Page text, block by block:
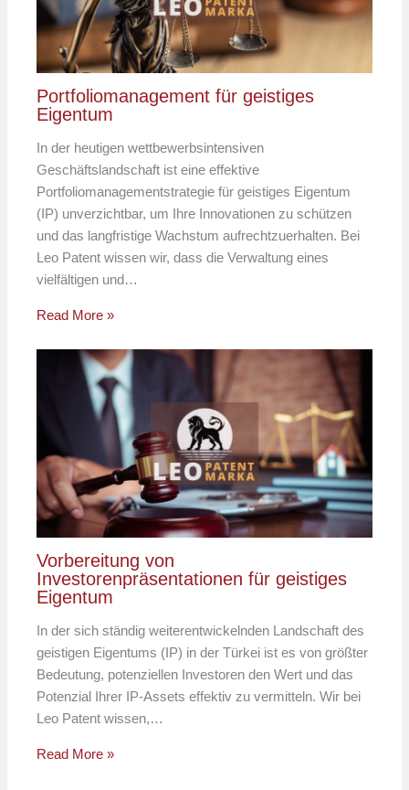
Portfoliomanagement für geistiges
Eigentum
In der heutigen wettbewerbsintensiven
Geschäftslandschaft ist eine effektive
Portfoliomanagementstrategie für geistiges Eigentum
(IP) unverzichtbar, um Ihre Innovationen zu schützen
und das langfristige Wachstum aufrechtzuerhalten. Bei
Leo Patent wissen wir, dass die Verwaltung eines
vielfältigen und…
Read More »
Vorbereitung von
Investorenpräsentationen für geistiges
Eigentum
In der sich ständig weiterentwickelnden Landschaft des
geistigen Eigentums (IP) in der Türkei ist es von größter
Bedeutung, potenziellen Investoren den Wert und das
Potenzial Ihrer IP-Assets effektiv zu vermitteln. Wir bei
Leo Patent wissen,…
Read More »